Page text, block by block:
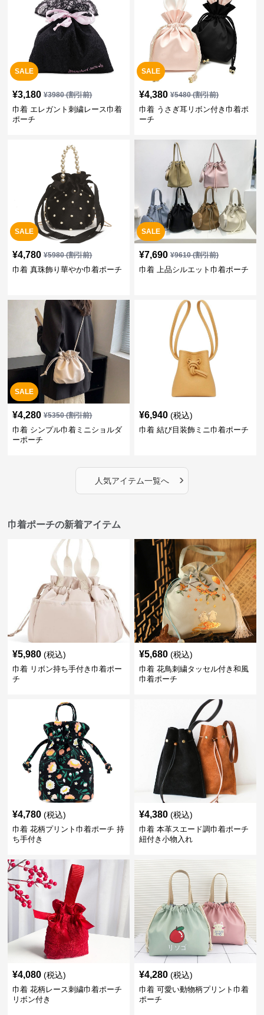
SALE
¥3,180 ¥3980(割引前)
巾着 エレガント刺繍レース巾着
ポーチ
SALE
¥4,380 ¥5480(割引前)
巾着 うさぎ耳リボン付き巾着ポ
ーチ
SALE
¥4,780 ¥5980(割引前)
巾着 真珠飾り華やか巾着ポーチ
SALE
¥7,690 ¥9610(割引前)
巾着 上品シルエット巾着ポーチ
SALE
¥4,280 ¥5350(割引前)
巾着 シンプル巾着ミニショルダ
ーポーチ
¥6,940 (税込)
巾着 結び目装飾ミニ巾着ポーチ
人気アイテム一覧へ ›
巾着ポーチの新着アイテム
¥5,980 (税込)
巾着 リボン持ち手付き巾着ポー
チ
¥5,680 (税込)
巾着 花鳥刺繍タッセル付き和風
巾着ポーチ
¥4,780 (税込)
巾着 花柄プリント巾着ポーチ 持
ち手付き
¥4,380 (税込)
巾着 本革スエード調巾着ポーチ
紐付き小物入れ
¥4,080 (税込)
巾着 花柄レース刺繍巾着ポーチ
リボン付き
¥4,280 (税込)
巾着 可愛い動物柄プリント巾着
ポーチ